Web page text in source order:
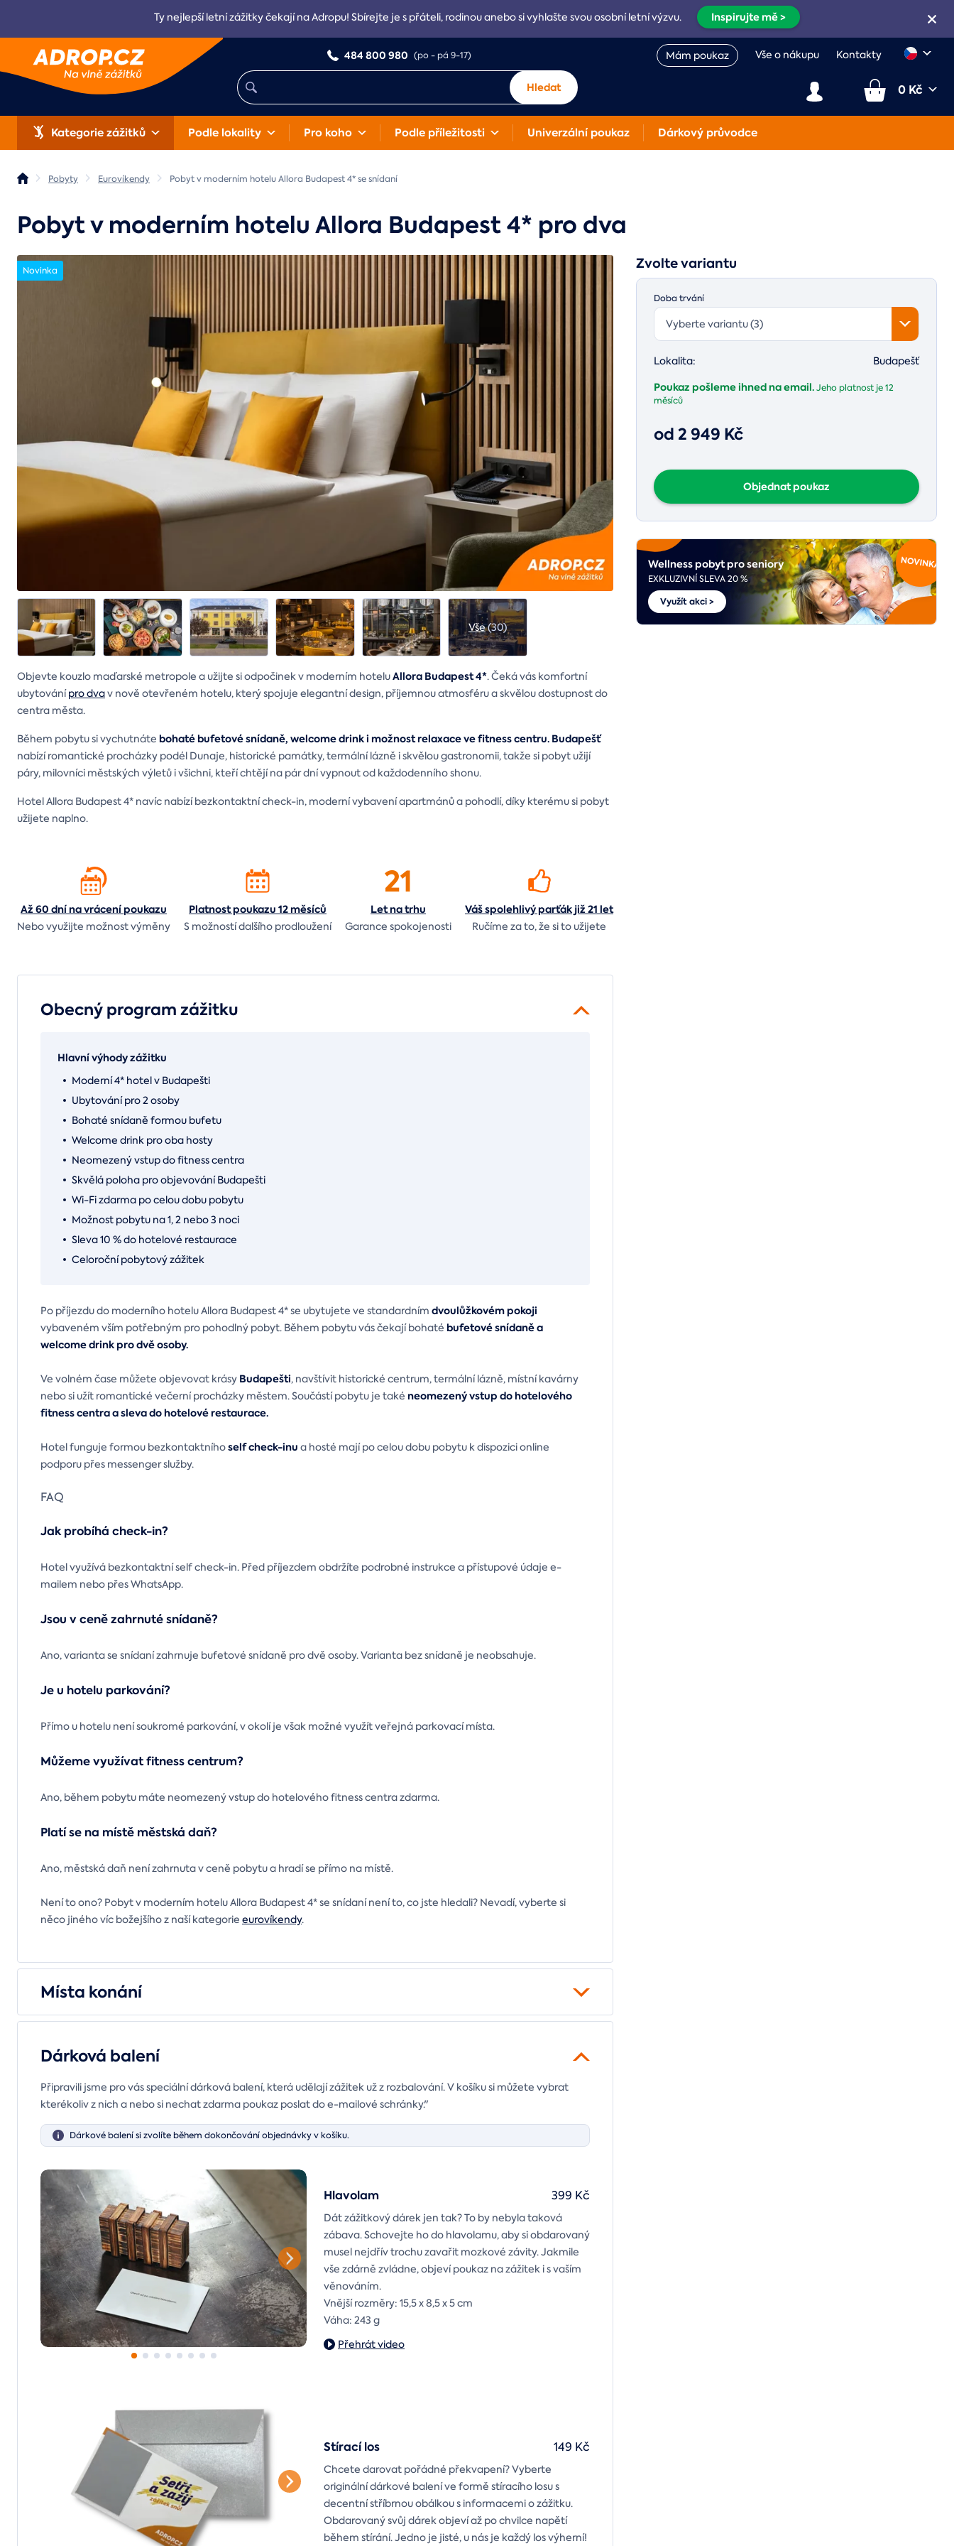
Ty nejlepší letní zážitky čekají na Adropu! Sbírejte je s přáteli, rodinou anebo si vyhlašte svou osobní letní výzvu. Inspirujte mě >
484 800 980 (po - pá 9-17) Mám poukaz Vše o nákupu Kontakty
Hledat 0 Kč
Kategorie zážitků Podle lokality Pro koho Podle příležitosti Univerzální poukaz Dárkový průvodce
Pobyty Eurovíkendy Pobyt v moderním hotelu Allora Budapest 4* se snídaní
Pobyt v moderním hotelu Allora Budapest 4* pro dva
Novinka
Vše(30)
Zvolte variantu
Doba trvání
Vyberte variantu (3)
Lokalita: Budapešť
Poukaz pošleme ihned na email.Jeho platnost je12
měsíců
od 2 949 Kč
Objednat poukaz
Wellness pobyt pro seniory
EXKLUZIVNÍ SLEVA 20 %
Využít akci >
Objevte kouzlo maďarské metropole a užijte si odpočinek v moderním hoteluAllora Budapest 4*. Čeká vás komfortní
ubytovánípro dvav nově otevřeném hotelu, který spojuje elegantní design, příjemnou atmosféru a skvělou dostupnost do
centra města.
Během pobytu si vychutnáte bohaté bufetové snídaně, welcome drink i možnost relaxace ve fitness centru. Budapešť
nabízí romantické procházky podél Dunaje, historické památky, termální lázně i skvělou gastronomii, takže si pobyt užijí
páry, milovníci městských výletů i všichni, kteří chtějí na pár dní vypnout od každodenního shonu.
Hotel Allora Budapest 4* navíc nabízí bezkontaktní check-in, moderní vybavení apartmánů a pohodlí, díky kterému si pobyt
užijete naplno.
Až 60 dní na vrácenípoukazu
Nebo využijte možnost výměny
Platnost poukazu 12 měsíců
S možností dalšího prodloužení
21
Letna trhu
Garance spokojenosti
Váš spolehlivý parťák již 21 let
Ručíme za to,že si to užijete
Obecný program zážitku
Hlavní výhody zážitku
Moderní 4* hotel v Budapešti
Ubytování pro 2 osoby
Bohaté snídaně formou bufetu
Welcome drink pro oba hosty
Neomezený vstup do fitness centra
Skvělá poloha pro objevování Budapešti
Wi-Fi zdarma po celou dobu pobytu
Možnost pobytu na 1, 2 nebo 3 noci
Sleva 10 % do hotelové restaurace
Celoroční pobytový zážitek
Po příjezdu do moderního hotelu Allora Budapest 4* se ubytujete ve standardním dvoulůžkovém pokoji
vybaveném vším potřebným pro pohodlný pobyt. Během pobytu vás čekají bohaté bufetové snídaně a
welcome drink pro dvě osoby.
Ve volném čase můžete objevovat krásy Budapešti, navštívit historické centrum, termální lázně, místní kavárny
nebo si užít romantické večerní procházky městem. Součástí pobytu je také neomezený vstup do hotelového
fitness centra a sleva do hotelové restaurace.
Hotel funguje formou bezkontaktníhoself check-inu a hosté mají po celou dobu pobytu k dispozici online
podporu přes messenger služby.
FAQ
Jak probíhá check-in?
Hotel využívá bezkontaktní self check-in. Před příjezdem obdržíte podrobné instrukce a přístupové údaje e-
mailem nebo přes WhatsApp.
Jsou v ceně zahrnuté snídaně?
Ano, varianta se snídaní zahrnuje bufetové snídaně pro dvě osoby. Varianta bez snídaně je neobsahuje.
Je u hotelu parkování?
Přímo u hotelu není soukromé parkování, v okolí je však možné využít veřejná parkovací místa.
Můžeme využívat fitness centrum?
Ano, během pobytu máte neomezený vstup do hotelového fitness centra zdarma.
Platí se na místě městská daň?
Ano, městská daň není zahrnuta v ceně pobytu a hradí se přímo na místě.
Není to ono? Pobyt v moderním hotelu Allora Budapest 4* se snídaní není to, co jste hledali? Nevadí, vyberte si
něco jiného víc božejšího z naší kategorie eurovíkendy.
Místa konání
Dárková balení
Připravili jsme pro vás speciální dárková balení, která udělají zážitek už z rozbalování. V košíku si můžete vybrat
kterékoliv z nich a nebo si nechat zdarma poukaz poslat do e-mailové schránky."
Dárkové balení si zvolíte během dokončování objednávky v košíku.
Hlavolam
Dát zážitkový dárek jen tak? To by nebyla taková
zábava. Schovejte ho do hlavolamu, aby si obdarovaný
musel nejdřív trochu zavařit mozkové závity. Jakmile
vše zdárně zvládne, objeví poukaz na zážitek i s vaším
věnováním.
Vnější rozměry: 15,5 x 8,5 x 5 cm
Váha: 243 g
399 Kč
Přehrát video
Stírací los
Chcete darovat pořádné překvapení? Vyberte
originální dárkové balení ve formě stíracího losu s
decentní stříbrnou obálkou s informacemi o zážitku.
Obdarovaný svůj dárek objeví až po chvilce napětí
během stírání. Jedno je jisté, u nás je každý los výherní!
149 Kč